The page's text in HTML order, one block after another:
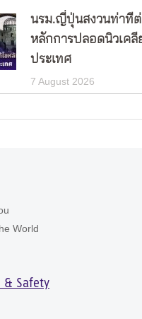
นรม.ญี่ปุ่นสงวนท่าทีต่
หลักการปลอดนิวเคลี
ประเทศ
7 August 2026
World
& Safety